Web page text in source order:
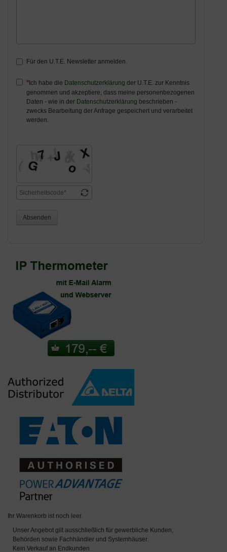
Für den U.T.E. Newsletter anmelden.
Ich habe die Datenschutzerklärung der U.T.E. zur Kenntnis
genommen und akzeptiere, dass meine personenbezogenen
Daten - wie in der Datenschutzerklärung beschrieben -
zwecks Bearbeitung der Anfrage gespeichert und verarbeitet
werden.
Absenden
Ihr Warenkorb ist noch leer.
Unser Angebot gilt ausschließlich für gewerbliche Kunden,
Behörden sowie Fachhändler und Systemhäuser.
Kein Verkauf an Endkunden.